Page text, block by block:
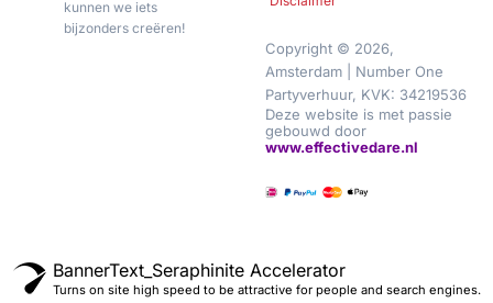
kunnen we iets
bijzonders creëren!
Copyright © 2026,
Amsterdam | Number One
Partyverhuur, KVK: 34219536
Deze website is met passie
gebouwd door
www.effectivedare.nl
BannerText_Seraphinite Accelerator
Turns on site high speed to be attractive for people and search engines.